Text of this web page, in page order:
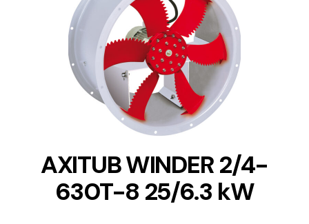
DETAILS
AXITUB WINDER 2/4-
630T-8 25/6.3 kW